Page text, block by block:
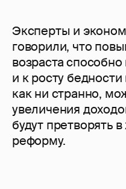
Эксперты и
говорили, что
возраста
и к росту
как ни странно,
увеличения
будут претворять
реформу.​